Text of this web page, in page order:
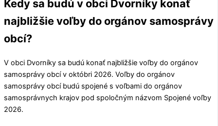
Kedy sa budú v obci Dvorníky konať
najbližšie voľby do orgánov samosprávy
obcí?
V obci Dvorníky sa budú konať najbližšie voľby do orgánov
samosprávy obcí v októbri 2026. Voľby do orgánov
samosprávy obcí budú spojené s voľbami do orgánov
samosprávnych krajov pod spoločným názvom Spojené voľby
2026.